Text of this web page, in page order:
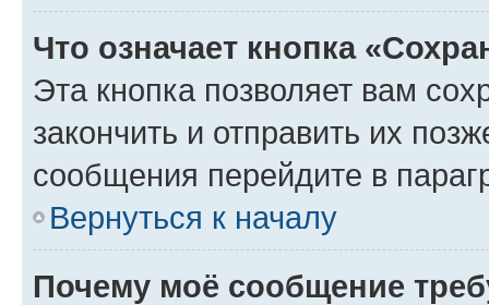
Что означает кнопка
Эта кнопка позволяет вам
закончить и отправить их
сообщения перейдите в
Вернуться к началу
Почему моё сообщение